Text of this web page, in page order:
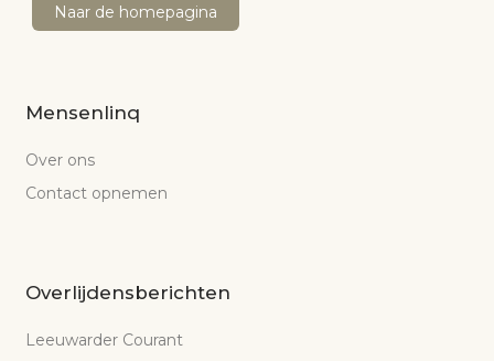
Naar de homepagina
Mensenlinq
Over ons
Contact opnemen
Overlijdensberichten
Leeuwarder Courant